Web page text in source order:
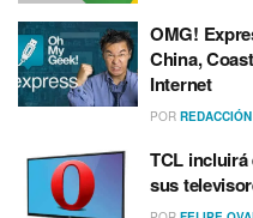
OMG!
China,
Internet
POR
TCL incluirá
sus